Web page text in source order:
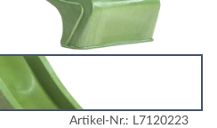
Artikel-Nr.: L7120223